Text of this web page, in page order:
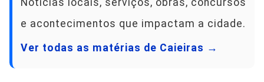
Notícias locais, serviços, obras, concursos
e acontecimentos que impactam a cidade.
Ver todas as matérias de Caieiras →